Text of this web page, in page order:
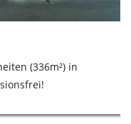
(336m²) in